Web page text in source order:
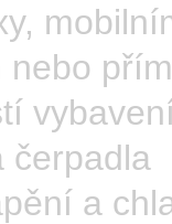
nebo
čerpadla
a